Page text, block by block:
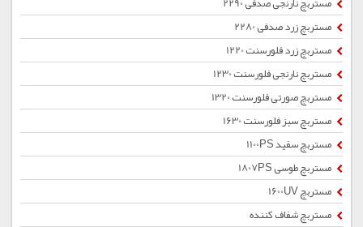
مستربچ زرد صدفی 2280
مستربچ زرد فلورسنت 1220
مستربچ نارنجی فلورسنت 1230
مستربچ صورتی فلورسنت 1320
مستربچ سبز فلورسنت 1630
مستربچ سفید 1100PS
مستربچ طوسی 1807PS
مستربچ 1600UV
مستربچ شفاف کننده